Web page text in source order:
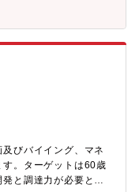
商品政策および商品化
し，必要に応じて商
アアドバイザーに提
、マーチャンダイジ
ザーを指導・教育す
行動に対応した売場作
品戦略に反映させ
ートの整備、強化、改
使して、時代の変化
びバイイング、マネ
。ターゲットは60歳
と調達力が必要とな